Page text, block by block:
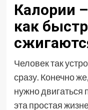
Калории
как
Человек так
сразу. Конечно
нужно двигаться
эта простая